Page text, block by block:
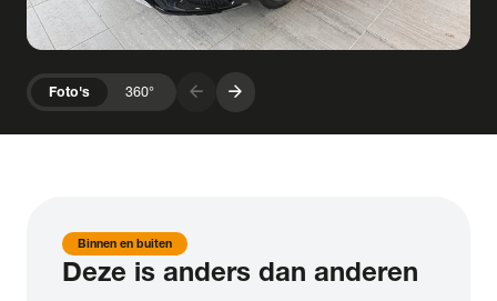
Foto's 360° arrow_forward arrow_forward
Binnen en buiten
Deze is anders dan anderen